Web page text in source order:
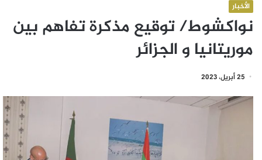
الأخبار
نواكشوط/ توقيع مذكرة تفاهم بين
موريتانيا و الجزائر
25 أبريل، 2023